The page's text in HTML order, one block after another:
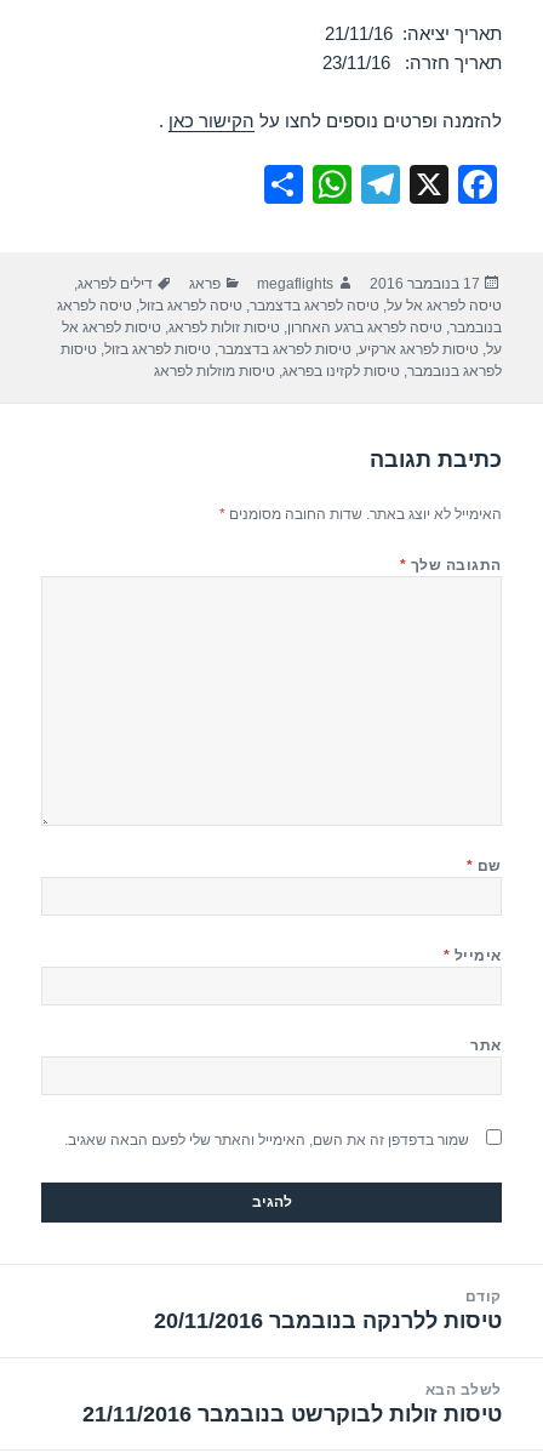
תאריך יציאה: 21/11/16
תאריך חזרה: 23/11/16
להזמנה ופרטים נוספים לחצו על הקישור כאן .
F
e
b
o
k
X
T
gr
a
m
W
s
A
p
e
פורסם
בתאריך
17 בנובמבר 2016 מחבר
megaflights קטגוריות
פראג תגיות
דילים לפראג,
טיסה לפראג אל על,טיסה לפראג בדצמבר,טיסה לפראג בזול,טיסה לפראג
בנובמבר,טיסה לפראג ברגע האחרון,טיסות זולות לפראג,טיסות לפראג אל
על,טיסות לפראג ארקיע,טיסות לפראג בדצמבר,טיסות לפראג בזול,טיסות
לפראג בנובמבר,טיסות לקזינו בפראג,טיסות מוזלות לפראג
כתיבת תגובה
האימייל לא יוצג באתר. שדות החובה מסומנים*
התגובה שלך *
שם *
אימייל *
אתר
שמור בדפדפן זה את השם, האימייל והאתר שלי לפעם הבאה שאגיב.
קודם
הפוסט
טיסות ללרנקה בנובמבר 20/11/2016
לשלב הבא
הפוסט
טיסות זולות לבוקרשט בנובמבר 21/11/2016